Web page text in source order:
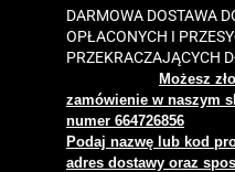
DARMOWA DOSTAWA
OPŁACONYCH I
PRZEKRACZAJĄCYCH
Możesz
zamówienie w naszym
numer 664726856
Podaj nazwę lub kod
adres dostawy oraz